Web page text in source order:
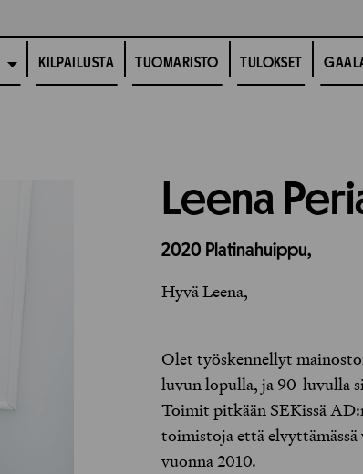
KILPAILUSTA TUOMARISTO TULOKSET
Leena
2020 Platinahuippu,
Hyvä Leena,
Olet työskennellyt
luvun lopulla, ja 90-luvulla
Toimit pitkään SEKissä
toimistoja että
vuonna 2010.